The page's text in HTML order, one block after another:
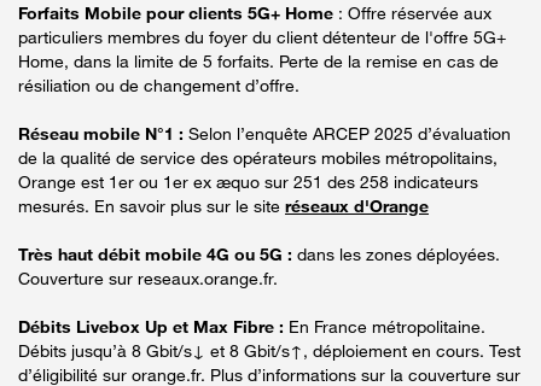
Forfaits Mobile pour clients 5G+ Home : Offre réservée aux
particuliers membres du foyer du client détenteur de l'offre 5G+
Home, dans la limite de 5 forfaits. Perte de la remise en cas de
résiliation ou de changement d’offre.
Réseau mobile N°1 : Selon l’enquête ARCEP 2025 d’évaluation
de la qualité de service des opérateurs mobiles métropolitains,
Orange est 1er ou 1er ex æquo sur 251 des 258 indicateurs
mesurés. En savoir plus sur le site réseaux d'Orange
Très haut débit mobile 4G ou 5G : dans les zones déployées.
Couverture sur reseaux.orange.fr.
Débits Livebox Up et Max Fibre : En France métropolitaine.
Débits jusqu’à 8 Gbit/s↓ et 8 Gbit/s↑, déploiement en cours. Test
d’éligibilité sur orange.fr. Plus d’informations sur la couverture sur